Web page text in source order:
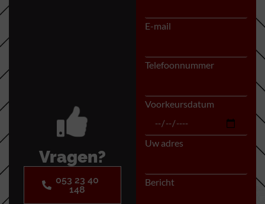
Vragen?
053 23 40
148
E-mail
Telefoonnummer
Voorkeursdatum
Uw adres
Bericht